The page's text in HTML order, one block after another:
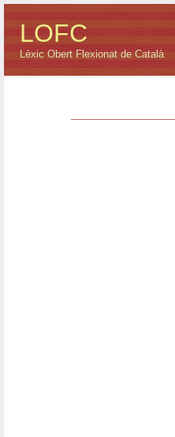
LOFC
Lèxic Obert Flexionat de Català